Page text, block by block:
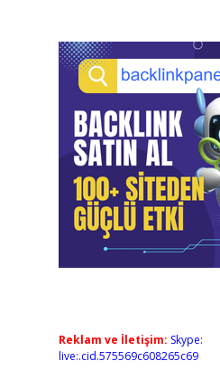
Reklam ve İletişim: Skype:
live:.cid.575569c608265c69